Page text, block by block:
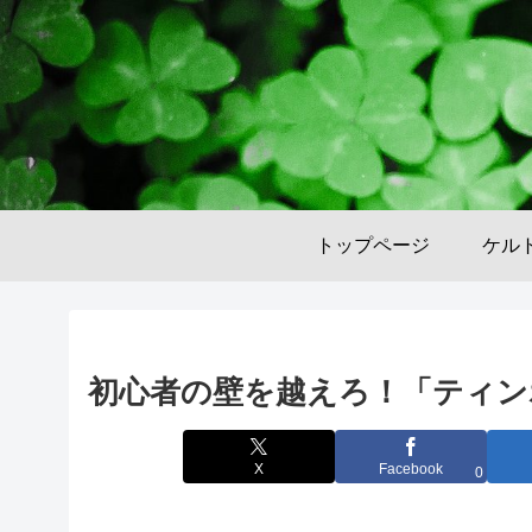
トップページ ケル
初心者の壁を越えろ！「ティ
X Facebook 0